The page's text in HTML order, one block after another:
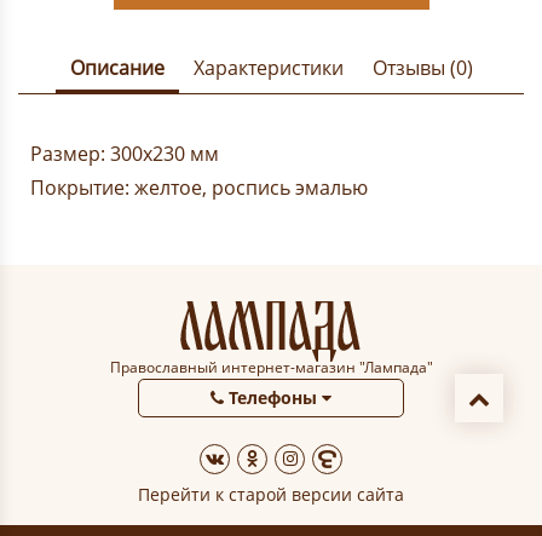
Описание Характеристики Отзывы (0)
Размер: 300х230 мм
Покрытие: желтое, роспись эмалью
Православный интернет-магазин "Лампада"
Телефоны
Перейти к старой версии сайта